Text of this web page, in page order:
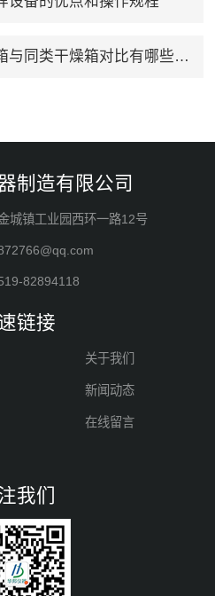
同类干燥箱对比有哪些不同
制造有限公司
城镇工业园西环一路12号
82894118
链接
关于我们
新闻动态
在线留言
我们